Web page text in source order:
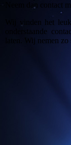
Neem dan contact
Wij vinden het
onderstaande
laten. Wij nemen